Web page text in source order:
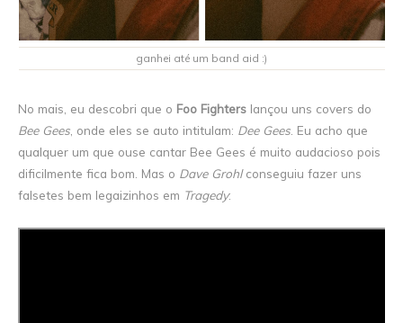
ganhei até um band aid :)
No mais, eu descobri que o Foo Fighters lançou uns covers do
Bee Gees , onde eles se auto intitulam: Dee Gees . Eu acho que
qualquer um que ouse cantar Bee Gees é muito audacioso pois
dificilmente fica bom. Mas o Dave Grohlconseguiu fazer uns
falsetes bem legaizinhos em Tragedy: